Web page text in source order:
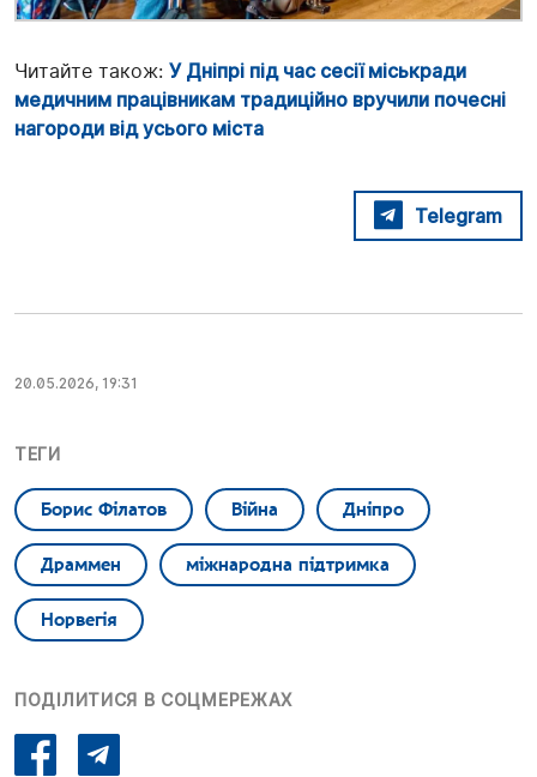
Читайте також: У Дніпрі під час сесії міськради
медичним працівникам традиційно вручили почесні
нагороди від усього міста
Telegram
20.05.2026, 19:31
ТЕГИ
Борис Філатов Війна Дніпро
Драммен міжнародна підтримка
Норвегія
ПОДІЛИТИСЯ В СОЦМЕРЕЖАХ